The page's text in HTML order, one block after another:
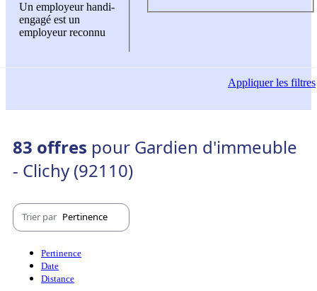
Un employeur handi-
engagé est un
employeur reconnu
Appliquerles filtres
83 offres pour Gardien d'immeuble
- Clichy (92110)
Trier par Pertinence
Pertinence
Date
Distance